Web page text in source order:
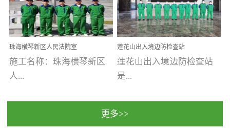
茁壮成长的树，只要我们
人人都爱护她、珍惜她、
她将越来越枝繁叶茂，终
将会成为一棵参天大树！
优吸环保截止2020年拥有
全国600家网点分支机构。
内空气治理项目东莞美豪
雅致酒店 东莞美豪雅
致酒店是为中高端人士...
理 工程案例地址：广
州南沙区·香港科技大学(广
州)校区 工程案...
珠海横琴新区人民法院室
内除甲醛空气治理项目
施工名称：珠海横琴新区
人...
民法院室内除甲醛空气治
莲花山出入境边防检查站
室内除甲醛空气治理项目
莲花山出入境边防检查站
是...
国家通过设在对外开放口
更多>>